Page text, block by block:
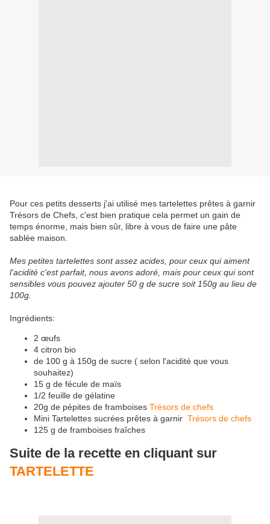
Pour ces petits desserts j'ai utilisé mes tartelettes prêtes à garnir
Trésors de Chefs, c'est bien pratique cela permet un gain de
temps énorme, mais bien sûr, libre à vous de faire une pâte
sablée maison.
Mes petites tartelettes sont assez acides, pour ceux qui aiment
l'acidité c'est parfait, nous avons adoré, mais pour ceux qui sont
sensibles vous pouvez ajouter 50 g de sucre soit 150g au lieu de
100g.
Ingrédients:
2 œufs
4 citron bio
de 100 g à 150g de sucre ( selon l'acidité que vous
souhaitez)
15 g de fécule de maïs
1/2 feuille de gélatine
20g de pépites de framboises Trésors de chefs
Mini Tartelettes sucrées prêtes à garnir Trésors de chefs
125 g de framboises fraîches
Suite de la recette en cliquant sur
TARTELETTE